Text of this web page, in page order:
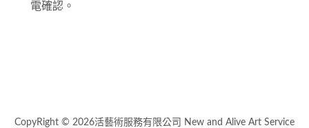
電確認。
CopyRight © 2026活藝術服務有限公司 New and Alive Art Service